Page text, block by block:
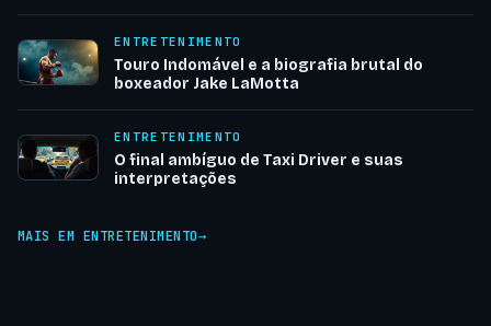
ENTRETENIMENTO
Touro Indomável e a biografia brutal do
boxeador Jake LaMotta
ENTRETENIMENTO
O final ambíguo de Taxi Driver e suas
interpretações
MAIS EM ENTRETENIMENTO